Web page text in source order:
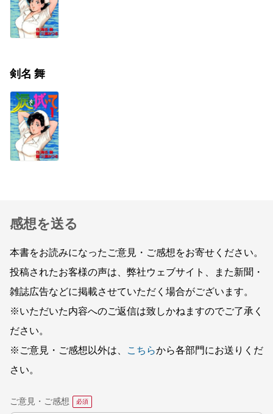
剣名 舞
感想を送る
本書をお読みになったご意見・ご感想をお寄せください。
投稿されたお客様の声は、弊社ウェブサイト、また新聞・
雑誌広告などに掲載させていただく場合がございます。
※いただいた内容へのご返信は致しかねますのでご了承く
ださい。
※ご意見・ご感想以外は、
こちらから各部門にお送りくだ
さい。
ご意見・ご感想